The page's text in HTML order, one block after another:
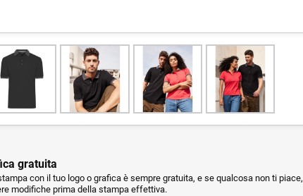
gratuita
con il tuo logo o grafica è sempre gratuita, e se qualcosa non ti piace,
modifiche prima della stampa effettiva.